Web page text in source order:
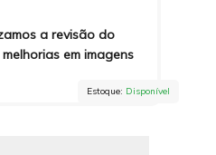
a revisão do
em imagens
Estoque: Disponível